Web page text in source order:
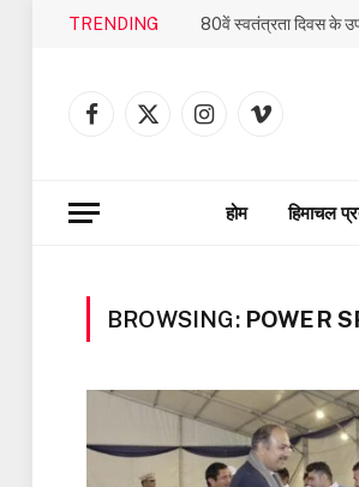
TRENDING
Facebook
X
InstagramVimeo
होम हिमाचल
BROWSING: POWER